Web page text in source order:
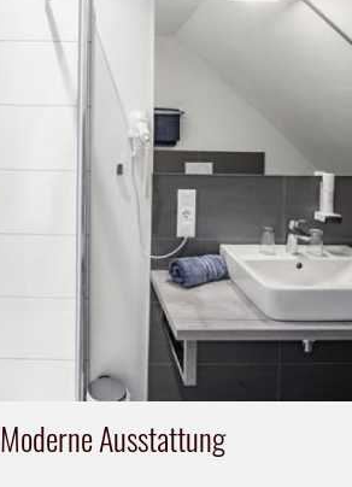
Moderne Ausstattung